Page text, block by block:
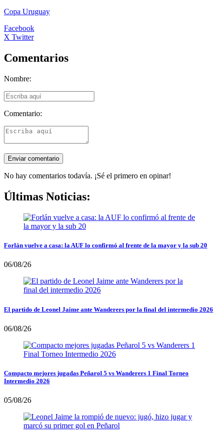
Copa Uruguay
Facebook
X Twitter
Comentarios
Nombre:
Comentario:
No hay comentarios todavía. ¡Sé el primero en opinar!
Últimas Noticias:
Forlán vuelve a casa: la AUF lo confirmó al frente de la mayor y la sub 20
06/08/26
El partido de Leonel Jaime ante Wanderers por la final del intermedio 2026
06/08/26
Compacto mejores jugadas Peñarol 5 vs Wanderers 1 Final Torneo
Intermedio 2026
05/08/26